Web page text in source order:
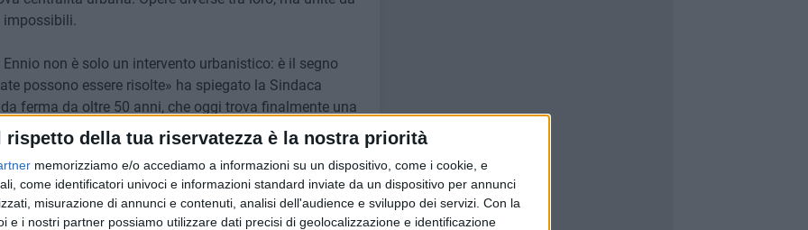
rispetto della tua riservatezza è la nostra priorità
memorizziamo e/o accediamo a informazioni su un dispositivo, come i cookie, e
come identificatori univoci e informazioni standard inviate da un dispositivo per annunci
misurazione di annunci e contenuti, analisi dell'audience e sviluppo dei servizi. Con la
e i nostri partner possiamo utilizzare dati precisi di geolocalizzazione e identificazione
impossibili.
non è solo un intervento urbanistico: è il segno
possono essere risolte» ha spiegato la Sindaca
ferma da oltre 50 anni, che oggi trova finalmente una
problemi che sembravano irrisolvibili, opere bloccate
fatto con determinazione, con lavoro quotidiano e
le chiamava "opere impossibili". Oggi possiamo dire
un percorso che vuole continuare a trasformare Andria,
e futuro ai nostri quartieri».